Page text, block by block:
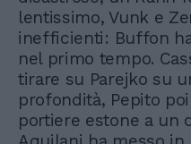
lentissimo, Vunk e
inefficienti: Buffon
nel primo tempo.
tirare su Parejko su
profondità, Pepito
portiere estone a un